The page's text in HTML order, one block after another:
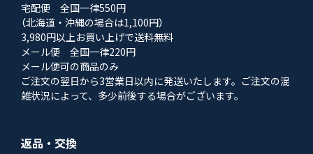
宅配便 全国一律550円
（北海道・沖縄の場合は1,100円）
3,980円以上お買い上げで送料無料
メール便 全国一律220円
メール便可の商品のみ
ご注文の翌日から3営業日以内に発送いたします。ご注文の混
雑状況によって、多少前後する場合がございます。
返品・交換